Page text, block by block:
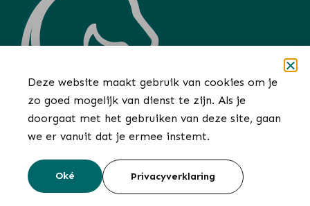
Ontwerp en realisatie doorBuro Bliq / © 2026 Marianne
Deze website maakt gebruik van cookies om je
zo goed mogelijk van dienst te zijn. Als je
doorgaat met het gebruiken van deze site, gaan
we er vanuit dat je ermee instemt.
Oké Privacyverklaring